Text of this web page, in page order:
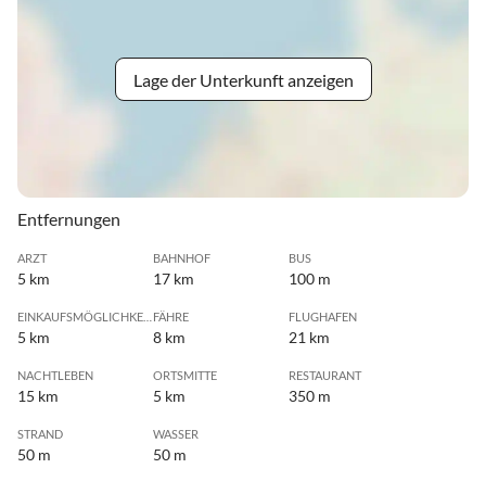
Lage der Unterkunft anzeigen
Entfernungen
ARZT
5 km
BAHNHOF
17 km
BUS
100 m
5 km
FÄHRE
8 km
FLUGHAFEN
21 km
NACHTLEBEN
15 km
ORTSMITTE
5 km
RESTAURANT
350 m
STRAND
50 m
WASSER
50 m